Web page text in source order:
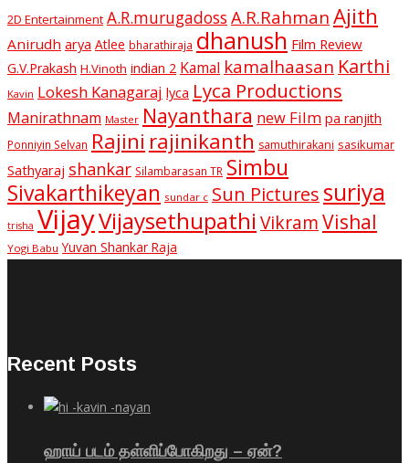
2D Entertainment A.R.murugadoss A.R.Rahman Ajith
Anirudh arya Atlee bharathiraja dhanush Film Review
G.V.Prakash H.Vinoth indian 2 Kamal kamalhaasan Karthi
Kavin Lokesh Kanagaraj lyca Lyca Productions
Manirathnam Master Nayanthara new Film pa ranjith
Ponniyin Selvan Rajini rajinikanth samuthirakani sasikumar
Sathyaraj shankar Silambarasan TR Simbu
Sivakarthikeyan sundar c Sun Pictures suriya
trisha VijayVijaysethupathi VikramVishal
Yogi Babu Yuvan Shankar Raja
Recent Posts
ஹாய் படம் தள்ளிப்போகிறது – ஏன்?